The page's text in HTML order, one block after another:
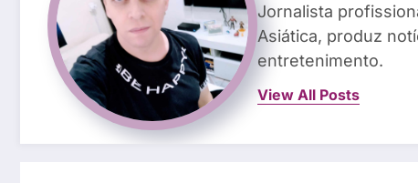
Jornalista
Asiática, produz
entretenimento.
View All Posts